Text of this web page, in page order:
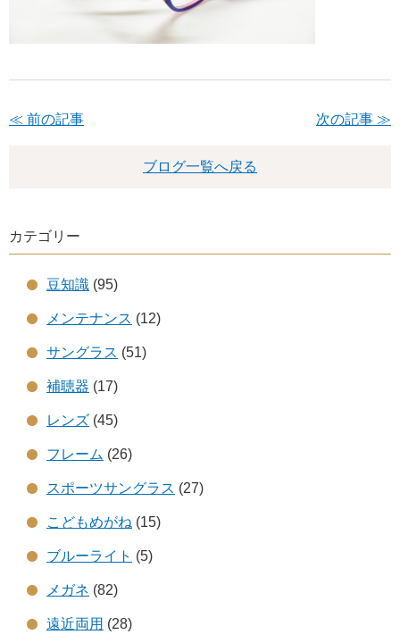
≪ 前の記事 次の記事 ≫
ブログ一覧へ戻る
カテゴリー
豆知識 (95)
メンテナンス (12)
サングラス (51)
補聴器 (17)
レンズ (45)
フレーム (26)
スポーツサングラス (27)
こどもめがね (15)
ブルーライト (5)
メガネ (82)
遠近両用 (28)